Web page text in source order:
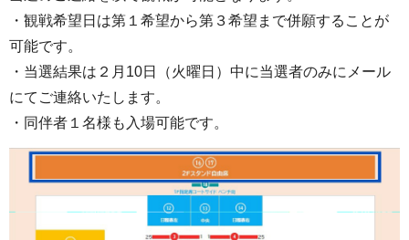
・観戦希望日は第１希望から第３希望まで併願することが
可能です。
・当選結果は２月10日（火曜日）中に当選者のみにメール
にてご連絡いたします。
・同伴者１名様も入場可能です。